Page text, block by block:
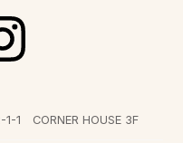
1-1 CORNER HOUSE 3F